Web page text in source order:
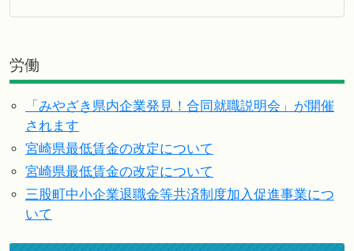
労働
「みやざき県内企業発見！合同就職説明会」が開催
されます
宮崎県最低賃金の改定について
宮崎県最低賃金の改定について
三股町中小企業退職金等共済制度加入促進事業につ
いて